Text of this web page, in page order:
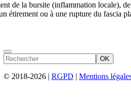
de la bursite (inflammation locale),
étirement ou à une rupture du fascia
OK
© 2018-2026 | RGPD | Mentions